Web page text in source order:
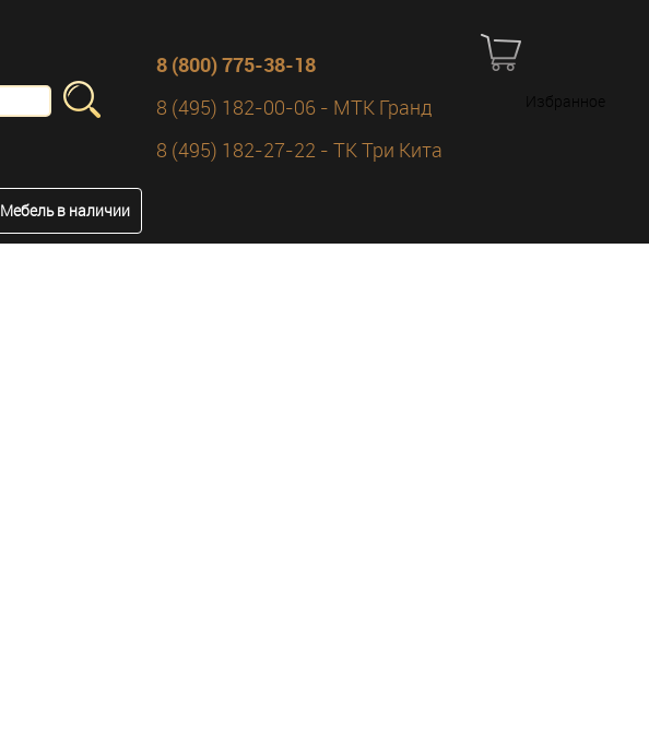
8 (800) 775-38-18
8 (495) 182-00-06 - МТК Гранд
8 (495) 182-27-22 - ТК Три Кита
Избранное
Мебель в наличии